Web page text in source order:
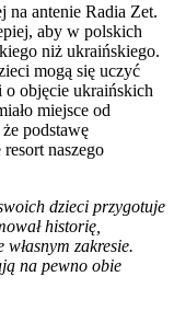
na antenie Radia Zet.
aby w polskich
niż ukraińskiego.
mogą się uczyć
objęcie ukraińskich
miejsce od
podstawę
naszego
dzieci przygotuje
historię,
zakresie.
na pewno obie